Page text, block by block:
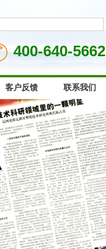
400-640-5662
客户反馈 联系我们